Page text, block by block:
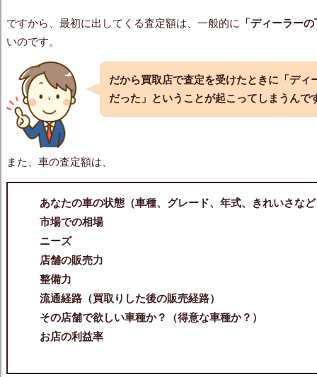
ですから、最初に出してくる査定額は、一般的に
「ディーラー
いのです。
だから買取店で査定を受けたときに 「デ
だった」
ということが起こってしまうんで
また、車の査定額は、
あなたの車の状態（車種、グレード、年式、きれいさな
市場での相場
ニーズ
店舗の販売力
整備力
流通経路（買取りした後の販売経路）
その店舗で欲しい車種か？（得意な車種か？）
お店の利益率